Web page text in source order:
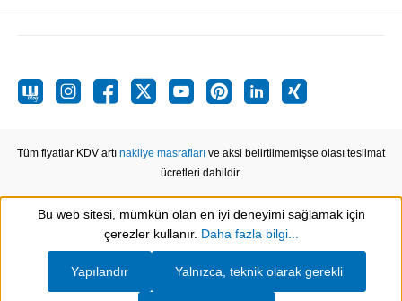
Tüm fiyatlar KDV artı nakliye masrafları ve aksi belirtilmemişse olası teslimat
ücretleri dahildir.
Show toolbar
Bu web sitesi, mümkün olan en iyi deneyimi sağlamak için
çerezler kullanır. Daha fazla bilgi...
Yalnızca, teknik olarak gerekli
Yapılandır